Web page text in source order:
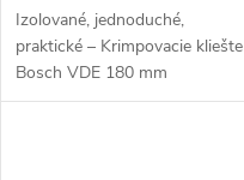
Izolované, jednoduché,
praktické – Krimpovacie kliešte
Bosch VDE 180 mm
Professional